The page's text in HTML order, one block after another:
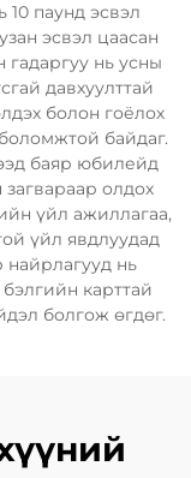
10 паунд эсвэл
эсвэл цаасан
нь усны
давхуулттай
болон гоёлох
байдаг.
баяр юбилейд
загвараар олдох
үйл ажиллагаа,
үйл явдлуудад
нь
бэлгийн карттай
болгож өгдөг.